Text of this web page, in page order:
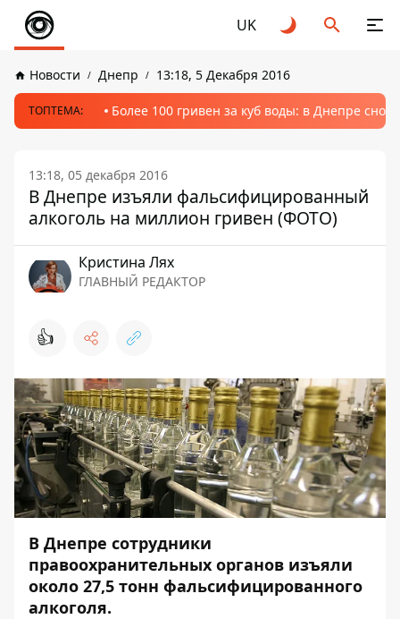
UK
Новости Днепр 13:18, 5 Декабря 2016
ТОПТЕМА: Более 100 гривен за куб воды: в Днепре
13:18, 05 декабря 2016
В Днепре изъяли фальсифицированный
алкоголь на миллион гривен (ФОТО)
Кристина Лях
ГЛАВНЫЙ РЕДАКТОР
👍
В Днепре сотрудники
правоохранительных органов изъяли
около 27,5 тонн фальсифицированного
алкоголя.